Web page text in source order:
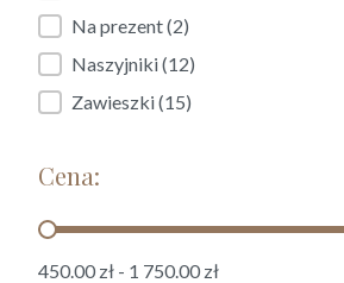
Na prezent(2)
Naszyjniki(12)
Zawieszki(15)
Cena:
Cena:
450.00 zł - 1 750.00 zł